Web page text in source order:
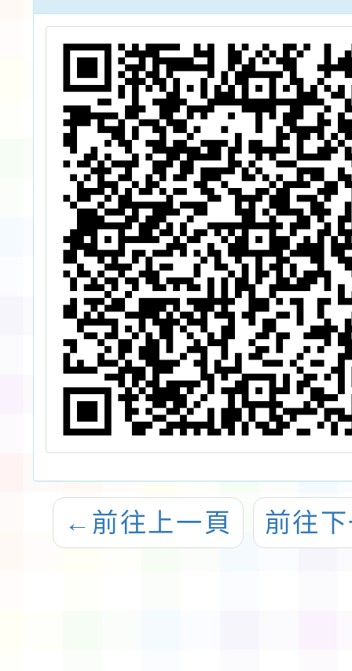
躍報名參加
← 前往上一頁 前往